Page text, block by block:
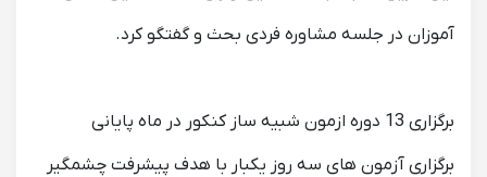
آموزان در جلسه مشاوره فردی بحث و گفتگو کرد.
برگزاری 13 دوره ازمون شبیه ساز کنکور در ماه پایانی
برگزاری آزمون های سه روز یکبار با هدف پیشرفت چشمگیر